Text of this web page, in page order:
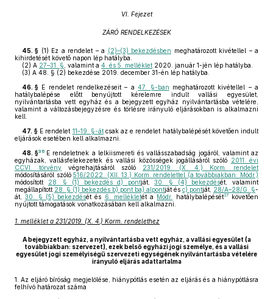
VI. Fejezet
ZÁRÓ RENDELKEZÉSEK
45. § (1) Ez a rendelet – a (2)–(3) bekezdésben meghatározott kivétellel – a
kihirdetését követő napon lép hatályba.
(2) A 27–31. § , valamint a 4. és 5. melléklet 2020. január 1-jén lép hatályba.
(3) A 48. § (2) bekezdése 2019. december 31-én lép hatályba.
46. § E rendelet rendelkezéseit – a47. §-ban meghatározott kivétellel – a
hatálybalépése előtt benyújtott kérelemre indult vallási egyesület,
nyilvántartásba vett egyház és a bejegyzett egyház nyilvántartásba vételére,
valamint a változásbejegyzésre és törlésre irányuló eljárásokban is alkalmazni
kell.
47. § E rendelet 11–19. §-átcsak az e rendelet hatálybalépését követően indult
eljárások esetében kell alkalmazni.
48. §36 E rendeletnek a lelkiismereti és vallásszabadság jogáról, valamint az
egyházak, vallásfelekezetek és vallási közösségek jogállásáról szóló 2011. évi
CCVI. törvény végrehajtásáról szóló 231/2019. (X. 4.) Korm. rendelet
módosításáról szóló516/2022. (XII. 13.) Korm. rendelettel (a továbbiakban: Módr.)
módosított
28. § (1) bekezdés d) pontját,30. § (4) bekezdését, valamint
megállapított 28. § (1) bekezdés b) pont ba) alpontját és c) pontját, 28/A–28/G. §-
át,30. § (5) bekezdését és 6. mellékletét a Módr. hatálybalépését37követően
nyújtott támogatások vonatkozásában kell alkalmazni.
1. melléklet a 231/2019. (X. 4.) Korm. rendelethez
A bejegyzett egyház, a nyilvántartásba vett egyház, a vallási egyesület (a
továbbiakban: szervezet), ezek belső egyházi jogi személye, és a vallási
egyesület jogi személyiségű szervezeti egységének nyilvántartásba vételére
irányuló eljárás adattartalma
1. Az eljáró bíróság megjelölése, hiánypótlás esetén az eljárás és a hiánypótlásra
felhívó határozat száma